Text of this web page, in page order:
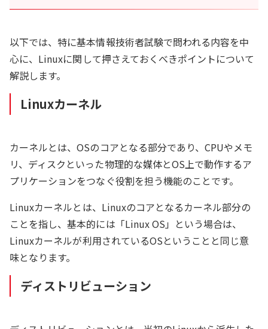
以下では、特に基本情報技術者試験で問われる内容を中
心に、Linuxに関して押さえておくべきポイントについて
解説します。
Linuxカーネル
カーネルとは、OSのコアとなる部分であり、CPUやメモ
リ、ディスクといった物理的な媒体とOS上で動作するア
プリケーションをつなぐ役割を担う機能のことです。
Linuxカーネルとは、Linuxのコアとなるカーネル部分の
ことを指し、基本的には「Linux OS」という場合は、
Linuxカーネルが利用されているOSということと同じ意
味となります。
ディストリビューション